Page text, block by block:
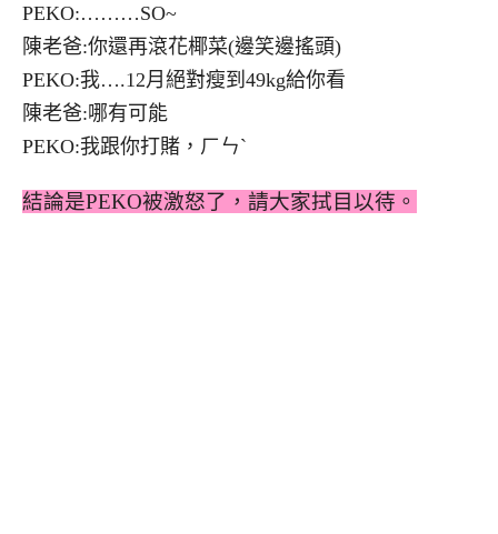
PEKO:………SO~
陳老爸:你還再滾花椰菜(邊笑邊搖頭)
PEKO:我….12月絕對瘦到49kg給你看
陳老爸:哪有可能
PEKO:我跟你打賭，ㄏㄣˋ
結論是PEKO被激怒了，請大家拭目以待。